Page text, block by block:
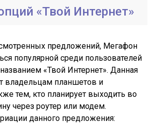
«Твой Интернет»
предложений, Мегафон
популярной среди пользователей
«Твой Интернет». Данная
владельцам планшетов и
тем, кто планирует выходить во
через роутер или модем.
данного предложения: